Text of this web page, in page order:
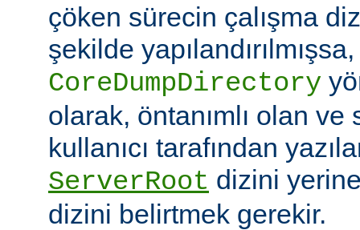
çöken sürecin çalışma
şekilde yapılandırılmışsa,
CoreDumpDirectory
olarak, öntanımlı olan ve
kullanıcı tarafından
ServerRoot dizini
dizini belirtmek gerekir.